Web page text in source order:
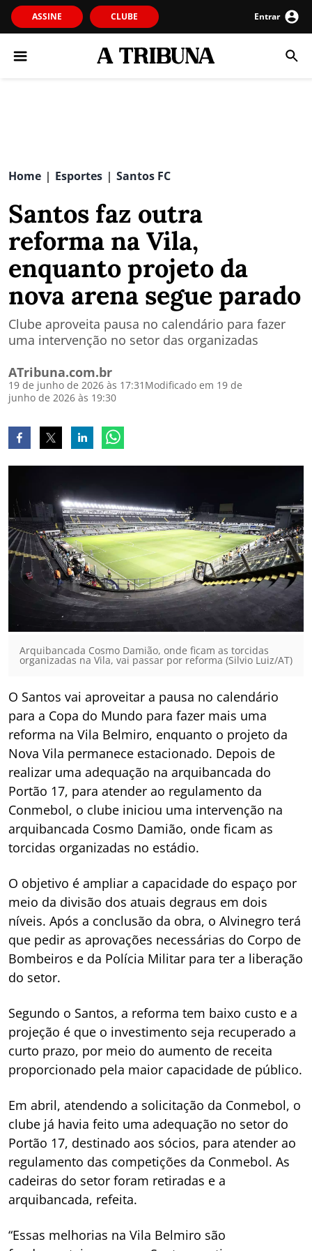
ASSINE CLUBE Entrar
Home | Esportes | Santos FC
Santos faz outra
reforma na Vila,
enquanto projeto da
nova arena segue parado
Clube aproveita pausa no calendário para fazer
uma intervenção no setor das organizadas
ATribuna.com.br
19 de junho de 2026 às 17:31 Modificado em 19 de
junho de 2026 às 19:30
Arquibancada Cosmo Damião, onde ficam as torcidas
organizadas na Vila, vai passar por reforma (Silvio Luiz/AT)
O Santos vai aproveitar a pausa no calendário
para a Copa do Mundo para fazer mais uma
reforma na Vila Belmiro, enquanto o projeto da
Nova Vila permanece estacionado. Depois de
realizar uma adequação na arquibancada do
Portão 17, para atender ao regulamento da
Conmebol, o clube iniciou uma intervenção na
arquibancada Cosmo Damião, onde ficam as
torcidas organizadas no estádio.
O objetivo é ampliar a capacidade do espaço por
meio da divisão dos atuais degraus em dois
níveis. Após a conclusão da obra, o Alvinegro terá
que pedir as aprovações necessárias do Corpo de
Bombeiros e da Polícia Militar para ter a liberação
do setor.
Segundo o Santos, a reforma tem baixo custo e a
projeção é que o investimento seja recuperado a
curto prazo, por meio do aumento de receita
proporcionado pela maior capacidade de público.
Em abril, atendendo a solicitação da Conmebol, o
clube já havia feito uma adequação no setor do
Portão 17, destinado aos sócios, para atender ao
regulamento das competições da Conmebol. As
cadeiras do setor foram retiradas e a
arquibancada, refeita.
“Essas melhorias na Vila Belmiro são